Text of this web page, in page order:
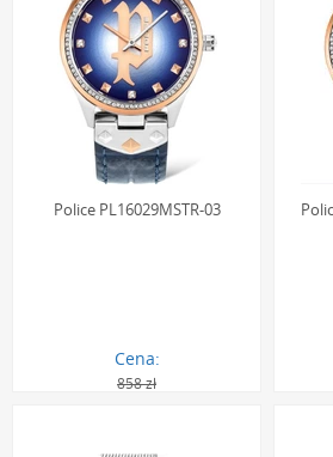
Police PL16029MSTR-03
Cena:
858 zł